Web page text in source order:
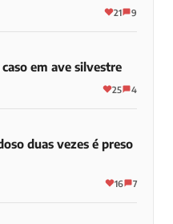
21 9
em ave silvestre
25 4
duas vezes é preso
16 7